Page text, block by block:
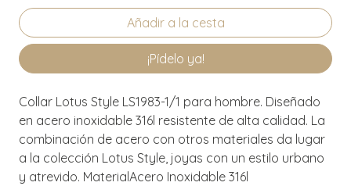
¡Pídelo ya!
Collar Lotus Style LS1983-1/1 para hombre. Diseñado
en acero inoxidable 316l resistente de alta calidad. La
combinación de acero con otros materiales da lugar
a la colección Lotus Style, joyas con un estilo urbano
y atrevido. MaterialAcero Inoxidable 316l